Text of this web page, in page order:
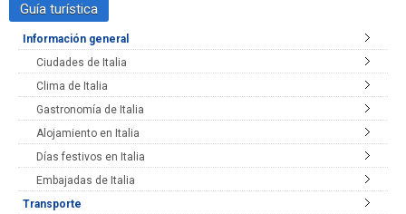
Guía turística
Información general
Ciudades de Italia
Clima de Italia
Gastronomía de Italia
Alojamiento en Italia
Días festivos en Italia
Embajadas de Italia
Transporte